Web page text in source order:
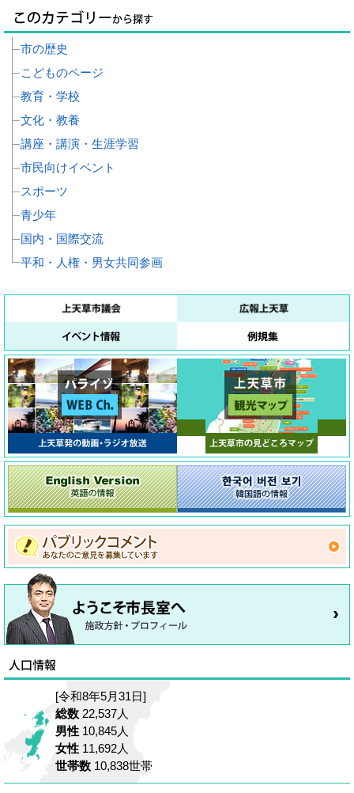
市の歴史
こどものページ
教育・学校
文化・教養
講座・講演・生涯学習
市民向けイベント
スポーツ
青少年
国内・国際交流
平和・人権・男女共同参画
[令和8年5月31日]
総数 22,537人
男性 10,845人
女性 11,692人
世帯数 10,838世帯